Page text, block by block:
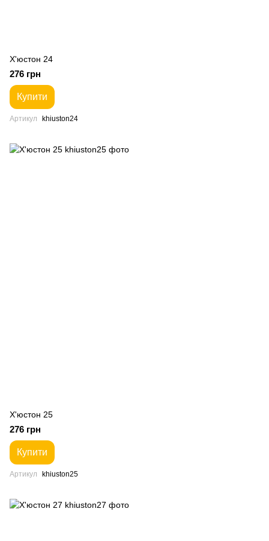
Х'юстон 24
276 грн
Купити
Артикул khiuston24
Х'юстон 25
276 грн
Купити
Артикул khiuston25